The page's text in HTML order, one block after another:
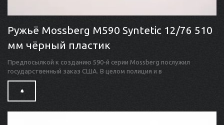
Ружьё Mossberg M590 Syntetic 12/76 510
мм чёрный пластик
Предпосылкой к созданию 590-й серии Mossberg послужил
государственный заказ США. В целом полиция и в